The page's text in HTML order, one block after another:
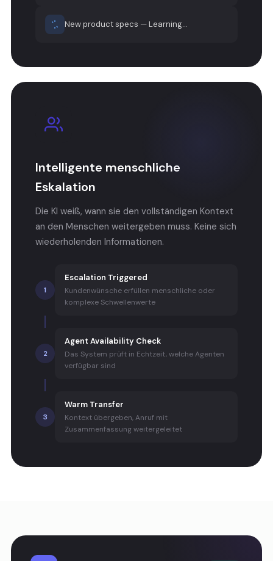
New product specs — Learning...
Intelligente menschliche
Eskalation
Die KI weiß, wann sie den vollständigen Kontext
an den Menschen weitergeben muss. Keine sich
wiederholenden Informationen.
1
Escalation Triggered
Kundenwünsche erfüllen menschliche oder
komplexe Schwellenwerte
2
Agent Availability Check
Das System prüft in Echtzeit, welche Agenten
verfügbar sind
3
Warm Transfer
Kontext übergeben, Anruf mit
Zusammenfassung weitergeleitet